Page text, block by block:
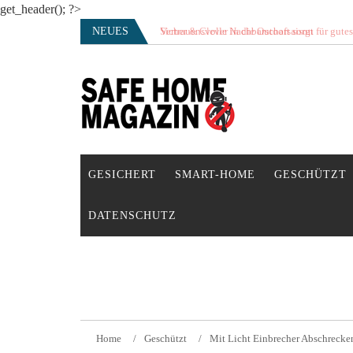
get_header(); ?>
NEUES Vertrauensvolle Nachbarschaft sorgt für
SAFE HOME Magazin
Sicherlich sicher ich
GESICHERT SMART-HOME GESCHÜTZT
DATENSCHUTZ
Home Geschützt Mit Licht Einbrecher